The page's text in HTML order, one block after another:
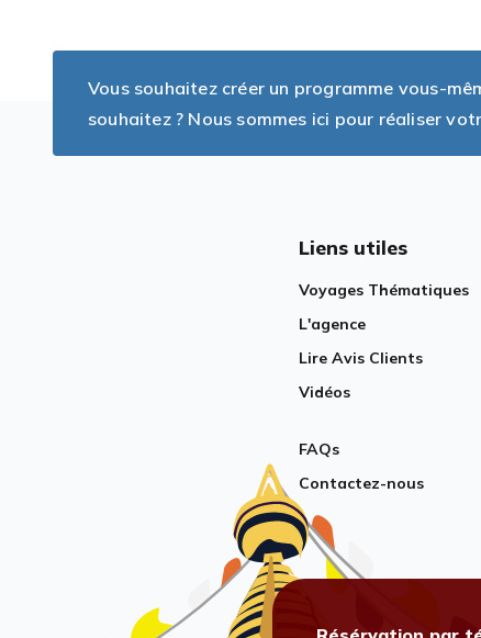
Vous souhaitez créer un programme vous-
souhaitez ? Nous sommes ici pour réaliser
Liens utiles
Voyages Thématiques
L'agence
Lire Avis Clients
Vidéos
FAQs
Contactez-nous